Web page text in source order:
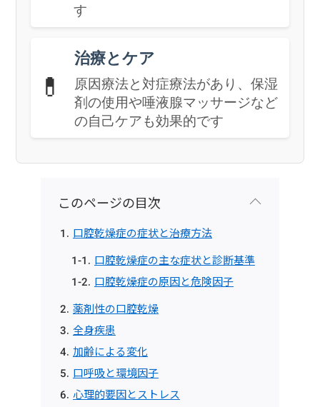
す
💊
治療とケア
原因療法と対症療法があり、保湿
剤の使用や唾液腺マッサージなど
の自己ケアも効果的です
このページの目次
口腔乾燥症の症状と治療方法
口腔乾燥症の主な症状と診断基準
口腔乾燥症の原因と危険因子
薬剤性の口腔乾燥
全身疾患
加齢による変化
口呼吸と環境因子
心理的要因とストレス